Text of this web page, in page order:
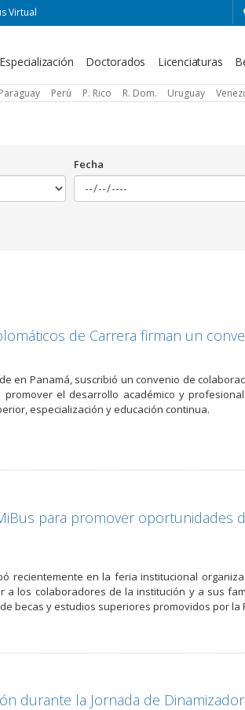
Virtual
Doctorados Licenciaturas
Paraguay Perú P. Rico R. Dom. Uruguay
Fecha
de Carrera firman un
en Panamá, suscribió un convenio de
promover el desarrollo académico y
especialización y educación continua.
para promover oportunidades
recientemente en la feria institucional
a los colaboradores de la institución y a sus
becas y estudios superiores promovidos por la
durante la Jornada de